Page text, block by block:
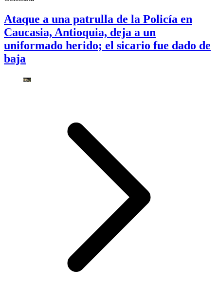
Ataque a una patrulla de la Policía en
Caucasia, Antioquia, deja a un
uniformado herido; el sicario fue dado de
baja